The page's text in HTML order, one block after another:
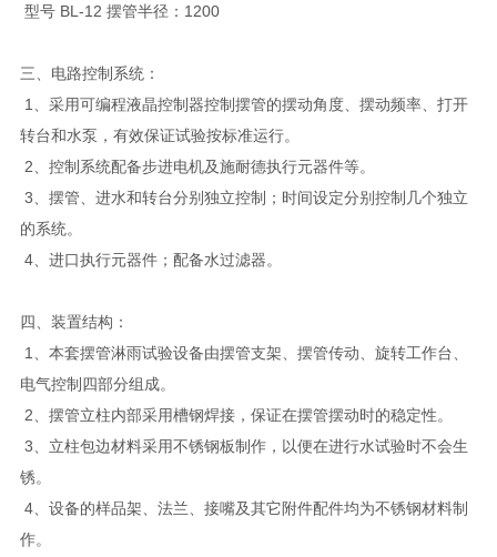
型号 BL-12 摆管半径：1200
三、电路控制系统：
1、采用可编程液晶控制器控制摆管的摆动角度、摆动频率、打开
转台和水泵，有效保证试验按标准运行。
2、控制系统配备步进电机及施耐德执行元器件等。
3、摆管、进水和转台分别独立控制；时间设定分别控制几个独立
的系统。
4、进口执行元器件；配备水过滤器。
四、装置结构：
1、本套摆管淋雨试验设备由摆管支架、摆管传动、旋转工作台、
电气控制四部分组成。
2、摆管立柱内部采用槽钢焊接，保证在摆管摆动时的稳定性。
3、立柱包边材料采用不锈钢板制作，以便在进行水试验时不会生
锈。
4、设备的样品架、法兰、接嘴及其它附件配件均为不锈钢材料制
作。